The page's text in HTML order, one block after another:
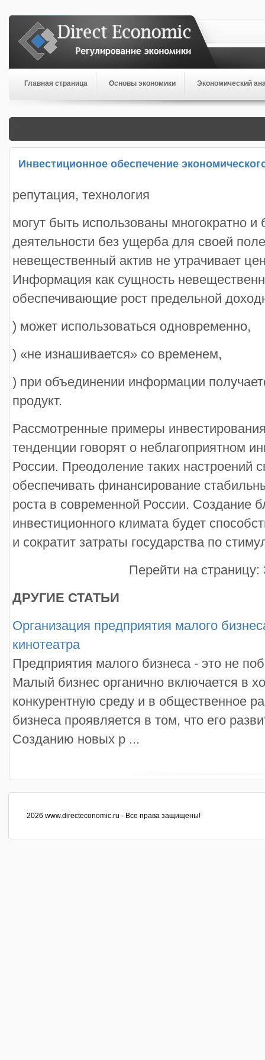
Главная страница Основы экономики Экономический
Инвестиционное обеспечение
репутация, технология
могут быть использованы многократно
деятельности без ущерба для своей
невещественный актив не утрачивает
Информация как сущность
обеспечивающие рост предельной
) может использоваться одновременно,
) «не изнашивается» со временем,
) при объединении информации
продукт.
Рассмотренные примеры
тенденции говорят о неблагоприятном
России. Преодоление таких настроений
обеспечивать финансирование
роста в современной России. Создание
инвестиционного климата будет
и сократит затраты государства по
Перейти на страницу:
ДРУГИЕ СТАТЬИ
Организация предприятия малого
кинотеатра
Предприятия малого бизнеса - это не
Малый бизнес органично включается в
конкурентную среду и в общественное
бизнеса проявляется в том, что его
Созданию новых р ...
2026 www.directeconomic.ru - Все права защищены!